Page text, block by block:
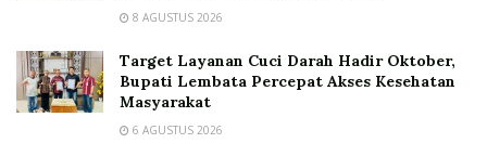
8 AGUSTUS 2026
Target Layanan Cuci Darah Hadir Oktober,
Bupati Lembata Percepat Akses Kesehatan
Masyarakat
6 AGUSTUS 2026